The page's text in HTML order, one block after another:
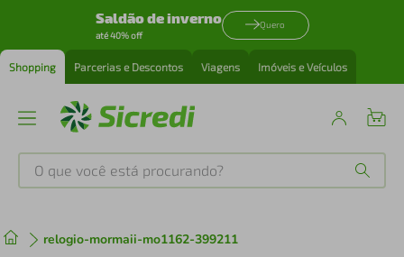
Saldão de inverno
até 40% off
Quero
Shopping Parcerias e Descontos Viagens Imóveis e Veículos
O que você está procurando?
relogio-mormaii-mo1162-399211